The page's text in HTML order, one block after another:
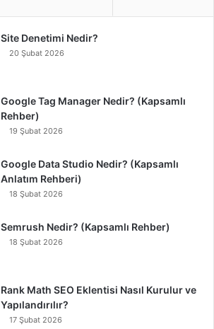
Site Denetimi Nedir?
20 Şubat 2026
Google Tag Manager Nedir? (Kapsamlı
Rehber)
19 Şubat 2026
Google Data Studio Nedir? (Kapsamlı
Anlatım Rehberi)
18 Şubat 2026
Semrush Nedir? (Kapsamlı Rehber)
18 Şubat 2026
Rank Math SEO Eklentisi Nasıl Kurulur ve
Yapılandırılır?
17 Şubat 2026